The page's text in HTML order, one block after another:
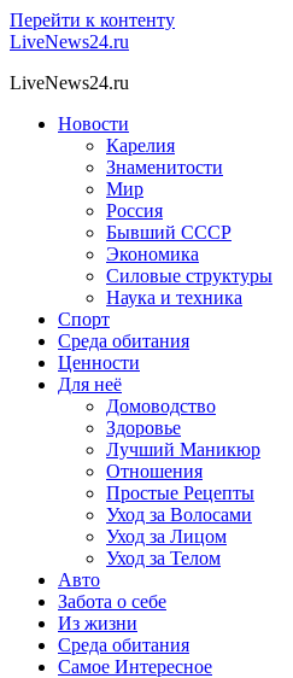
Перейти к контенту
LiveNews24.ru
LiveNews24.ru
Новости
Карелия
Знаменитости
Мир
Россия
Бывший СССР
Экономика
Силовые структуры
Наука и техника
Спорт
Среда обитания
Ценности
Для неё
Домоводство
Здоровье
Лучший Маникюр
Отношения
Простые Рецепты
Уход за Волосами
Уход за Лицом
Уход за Телом
Авто
Забота о себе
Из жизни
Среда обитания
Самое Интересное